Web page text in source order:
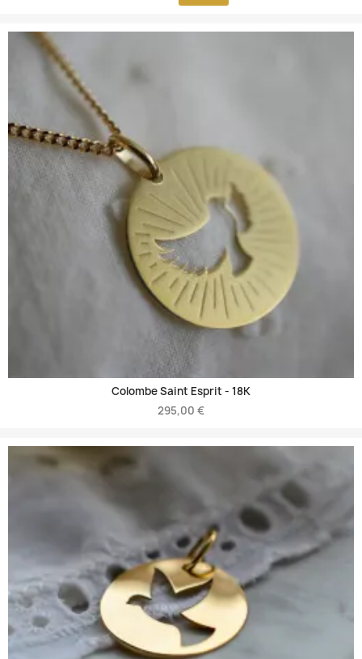
Colombe Saint Esprit - 18K
295,00 €